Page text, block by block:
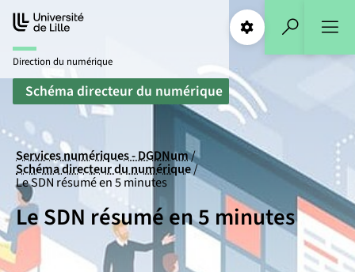
Aller
au
contenu
Aller
au
pied
de
page
Direction du numérique
Schéma directeur du numérique
Paramétrages
Services numériques - DGDNum
Schéma directeur du numérique
Le SDN résumé en 5 minutes
Le SDN résumé en 5 minutes